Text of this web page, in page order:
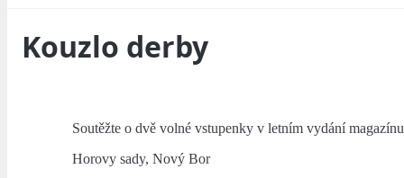
Kouzlo derby
Soutěžte o dvě volné vstupenky v letním vydání
Horovy sady, Nový Bor